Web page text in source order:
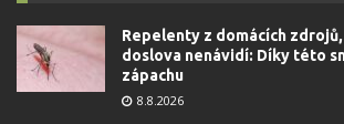
Repelenty z domácích
doslova nenávidí: Díky této
zápachu
8.8.2026